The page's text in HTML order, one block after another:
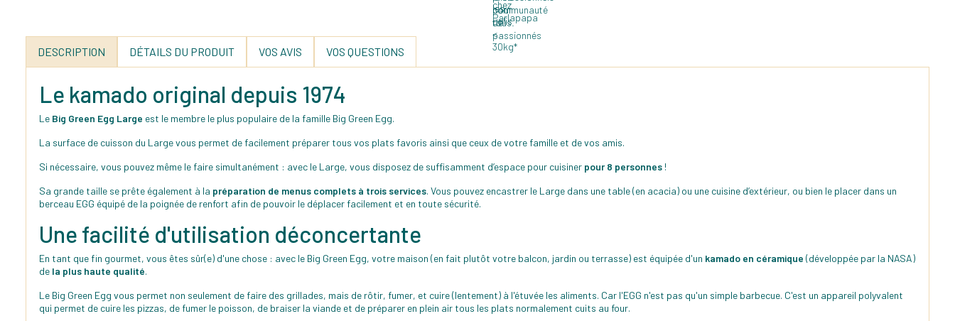
DESCRIPTION DÉTAILS DU PRODUIT VOS AVIS VOS QUESTIONS
Le kamado original depuis 1974
Le Big Green Egg Large est le membre le plus populaire de la famille Big Green Egg.
La surface de cuisson du Large vous permet de facilement préparer tous vos plats favoris ainsi que ceux de votre famille et de vos amis.
Si nécessaire, vous pouvez même le faire simultanément : avec le Large, vous disposez de suffisamment d’espace pour cuisiner pour 8 personnes !
Sa grande taille se prête également à la préparation de menus complets à trois services. Vous pouvez encastrer le Large dans une table (en acacia) ou une cuisine d’extérieur, ou bien le placer dans un
berceau EGG équipé de la poignée de renfort afin de pouvoir le déplacer facilement et en toute sécurité.
Une facilité d'utilisation déconcertante
En tant que fin gourmet, vous êtes sûr(e) d'une chose : avec le Big Green Egg, votre maison (en fait plutôt votre balcon, jardin ou terrasse) est équipée d'un kamado en céramique (développée par la NASA)
de la plus haute qualité.
Le Big Green Egg vous permet non seulement de faire des grillades, mais de rôtir, fumer, et cuire (lentement) à l'étuvée les aliments. Car l'EGG n'est pas qu'un simple barbecue. C'est un appareil polyvalent
qui permet de cuire les pizzas, de fumer le poisson, de braiser la viande et de préparer en plein air tous les plats normalement cuits au four.